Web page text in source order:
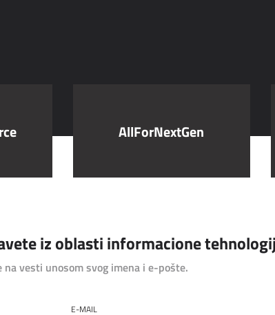
AllForNextGen
iz oblasti informacione
vesti unosom svog imena i e-pošte.
E-MAIL